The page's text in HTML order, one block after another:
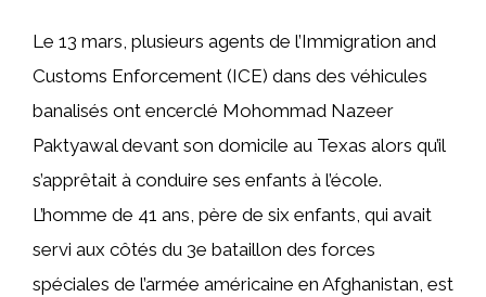
Le 13 mars, plusieurs agents de l’Immigration and
Customs Enforcement (ICE) dans des véhicules
banalisés ont encerclé Mohommad Nazeer
Paktyawal devant son domicile au Texas alors qu’il
s’apprêtait à conduire ses enfants à l’école.
L’homme de 41 ans, père de six enfants, qui avait
servi aux côtés du 3e bataillon des forces
spéciales de l’armée américaine en Afghanistan, est